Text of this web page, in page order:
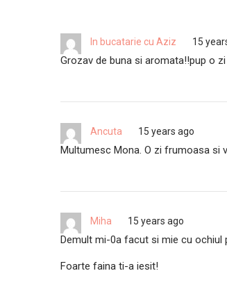
In bucatarie cu Aziz 15
Grozav de buna si aromata!!pup o
Ancuta 15 years ago
Multumesc Mona. O zi frumoasa si
Miha 15 years ago
Demult mi-0a facut si mie cu
Foarte faina ti-a iesit!